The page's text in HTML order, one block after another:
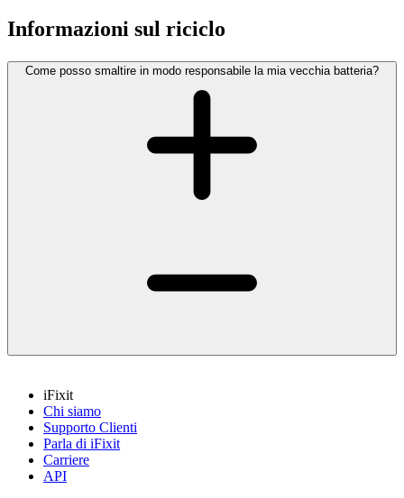
Informazioni sul riciclo
Come posso smaltire in modo responsabile la mia vecchia batteria?
iFixit
Chi siamo
Supporto Clienti
Parla di iFixit
Carriere
API